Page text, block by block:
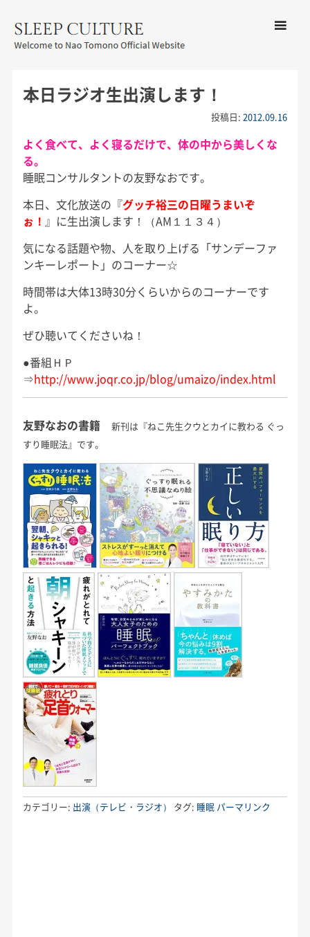
CULTURE
ー
ツへ移動
本日ラジオ生出演します！
投稿日:2012.09.16
よく食べて、よく寝るだけで、体の中から美しくな
る。
睡眠コンサルタントの友野なおです。
本日、文化放送の『グッチ裕三の日曜うまいぞ
ぉ！ 』に生出演します！（AM１１３４）
気になる話題や物、人を取り上げる「サンデーファ
ンキーレポート」のコーナー☆
時間帯は大体13時30分くらいからのコーナーです
よ。
ぜひ聴いてくださいね！
●番組ＨＰ
⇒http://www.joqr.co.jp/blog/umaizo/index.html
友野なおの書籍
新刊は『ねこ先生クウとカイに教わる ぐっ
すり睡眠法』です。
カテゴリー: 出演（テレビ・ラジオ） タグ: 睡眠 パーマリンク